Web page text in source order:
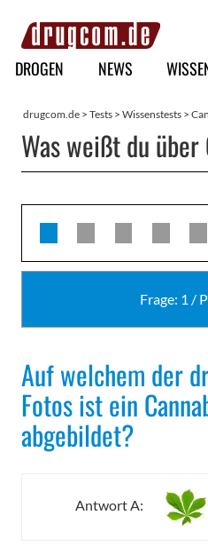
Hauptmenü
DROGEN NEWS
drugcom.de > Tests > Wissenstests >
Was weißt du über
Frage: 1 /
Auf welchem der
Fotos ist ein
abgebildet?
Antwort A: